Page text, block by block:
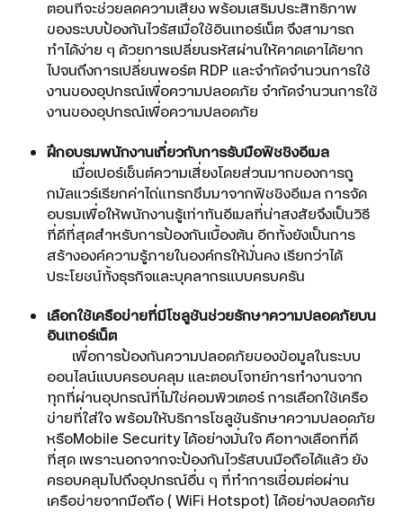
ตอนที่จะช่วยลดความเสี่ยง พร้อมเสริมประสิทธิภาพ
ของระบบป้องกันไวรัสเมื่อใช้อินเทอร์เน็ต จึงสามารถ
ทำได้ง่าย ๆ ด้วยการเปลี่ยนรหัสผ่านให้คาดเดาได้ยาก
ไปจนถึงการเปลี่ยนพอร์ต RDP และจำกัดจำนวนการใช้
งานของอุปกรณ์เพื่อความปลอดภัย จำกัดจำนวนการใช้
งานของอุปกรณ์เพื่อความปลอดภัย
ฝึกอบรมพนักงานเกี่ยวกับการรับมือฟิชชิงอีเมล
เมื่อเปอร์เซ็นต์ความเสี่ยงโดยส่วนมากของการถู
กมัลแวร์เรียกค่าไถ่แทรกซึมมาจากฟิชชิงอีเมล การจัด
อบรมเพื่อให้พนักงานรู้เท่าทันอีเมลที่น่าสงสัยจึงเป็นวิธี
ที่ดีที่สุดสำหรับการป้องกันเบื้องต้น อีกทั้งยังเป็นการ
สร้างองค์ความรู้ภายในองค์กรให้มั่นคง เรียกว่าได้
ประโยชน์ทั้งธุรกิจและบุคลากรแบบครบครัน
เลือกใช้เครือข่ายที่มีโซลูชันช่วยรักษาความปลอดภัยบน
อินเทอร์เน็ต
เพื่อการป้องกันความปลอดภัยของข้อมูลในระบบ
ออนไลน์แบบครอบคลุม และตอบโจทย์การทำงานจาก
ทุกที่ผ่านอุปกรณ์ที่ไม่ใช่คอมพิวเตอร์ การเลือกใช้เครือ
ข่ายที่ใส่ใจ พร้อมให้บริการโซลูชันรักษาความปลอดภัย
หรือMobile Security ได้อย่างมั่นใจ คือทางเลือกที่ดี
ที่สุด เพราะนอกจากจะป้องกันไวรัสบนมือถือได้แล้ว ยัง
ครอบคลุมไปถึงอุปกรณ์อื่น ๆ ที่ทำการเชื่อมต่อผ่าน
เครือข่ายจากมือถือ ( WiFi Hotspot) ได้อย่างปลอดภัย